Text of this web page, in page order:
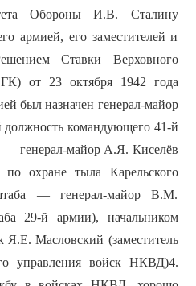
Обороны И.В. Сталину
армией, его заместителей и
Ставки Верховного
от 23 октября 1942 года
был назначен генерал-майор
командующего 41-й
— генерал-майор А.Я. Киселёв
охране тыла Карельского
— генерал-майор В.М.
29-й армии), начальником
Я.Е. Масловский (заместитель
управления войск НКВД)4.